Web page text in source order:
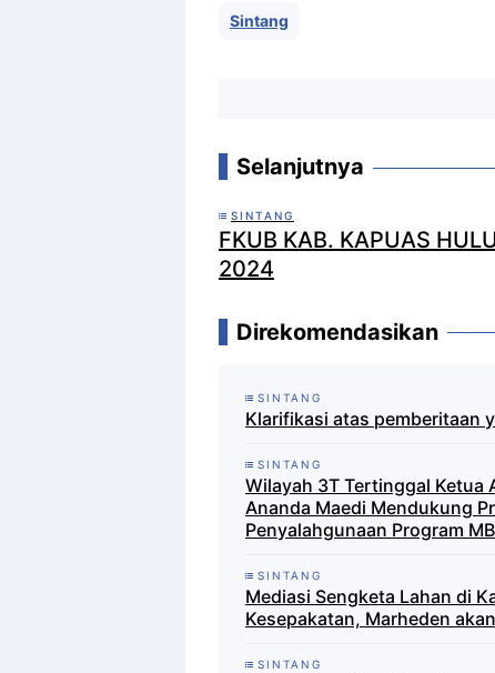
Sintang
Selanjutnya
SINTANG
FKUB KAB. KAPUAS
2024
Direkomendasikan
SINTANG
Klarifikasi atas pemberitaan
SINTANG
Wilayah 3T Tertinggal Ketua
Ananda Maedi Mendukung
Penyalahgunaan Program
SINTANG
Mediasi Sengketa Lahan di
Kesepakatan, Marheden
SINTANG